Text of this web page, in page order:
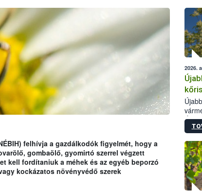
felhívja a gazdálkodók figyelmét, hogy a
gombaölő, gyomirtó szerrel végzett
kell fordítaniuk a méhek és az egyéb beporzó
kockázatos növényvédő szerek
2026.